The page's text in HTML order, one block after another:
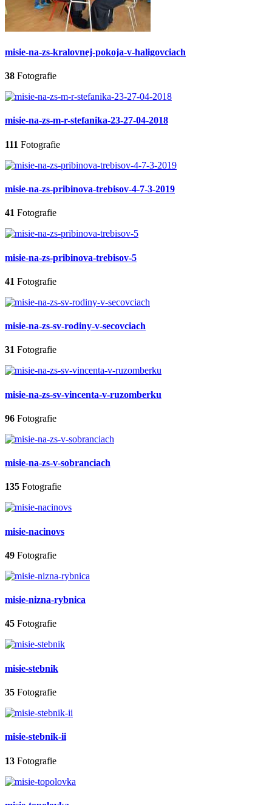
misie-na-zs-kralovnej-pokoja-v-haligovciach
38 Fotografie
misie-na-zs-m-r-stefanika-23-27-04-2018
111 Fotografie
misie-na-zs-pribinova-trebisov-4-7-3-2019
41 Fotografie
misie-na-zs-pribinova-trebisov-5
41 Fotografie
misie-na-zs-sv-rodiny-v-secovciach
31 Fotografie
misie-na-zs-sv-vincenta-v-ruzomberku
96 Fotografie
misie-na-zs-v-sobranciach
135 Fotografie
misie-nacinovs
49 Fotografie
misie-nizna-rybnica
45 Fotografie
misie-stebnik
35 Fotografie
misie-stebnik-ii
13 Fotografie